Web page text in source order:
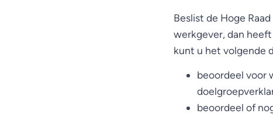
Beslist de Hoge
werkgever, dan
kunt u het volgende
beoordeel voor
beoordeel of